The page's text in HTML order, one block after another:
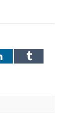
LinkedInTumblr